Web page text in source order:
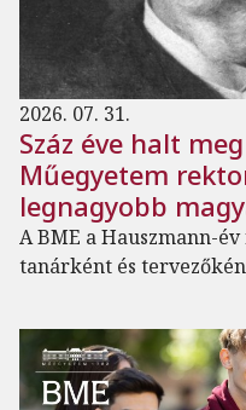
2026. 07. 31.
Száz éve halt
Műegyetem
legnagyobb
A BME a Hauszmann-
tanárként és